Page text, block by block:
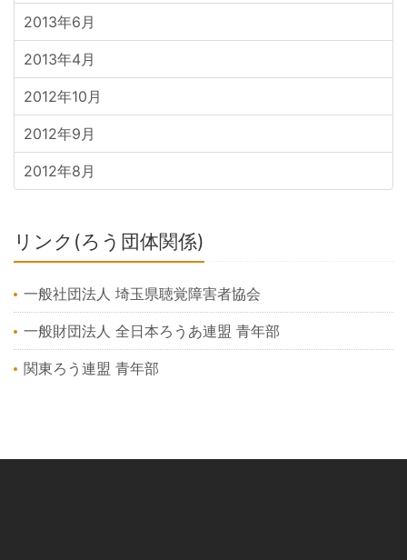
2013年6月
2013年4月
2012年10月
2012年9月
2012年8月
リンク(ろう団体関係)
一般社団法人 埼玉県聴覚障害者協会
一般財団法人 全日本ろうあ連盟 青年部
関東ろう連盟 青年部